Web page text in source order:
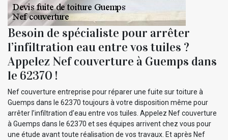
Besoin de spécialiste pour arrêter
l’infiltration eau entre vos tuiles ?
Appelez Nef couverture à Guemps dans
le 62370 !
Nef couverture entreprise pour réparer une fuite sur toiture à
Guemps dans le 62370 toujours à votre disposition même pour
arrêter l’infiltration d’eau entre vos tuiles. Appelez Nef couverture
à Guemps dans le 62370 et ses équipes arrivent chez vous pour
une étude avant toute réalisation de vos travaux. Et après Nef